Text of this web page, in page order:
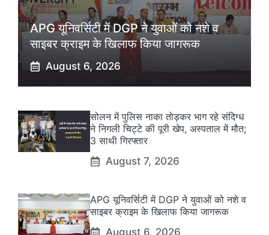
APG यूनिवर्सिटी में DGP ने युवाओं को नशे व
साइबर क्राइम के खिलाफ किया जागरूक
August 6, 2026
सोलन में पुलिस नाका तोड़कर भाग रहे संदिग्ध
ने निगली चिट्टे की पूरी खेप, अस्पताल में मौत;
3 साथी गिरफ्तार
August 7, 2026
APG यूनिवर्सिटी में DGP ने युवाओं को नशे व
साइबर क्राइम के खिलाफ किया जागरूक
August 6, 2026